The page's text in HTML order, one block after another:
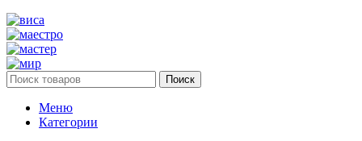
Поиск
Меню
Категории